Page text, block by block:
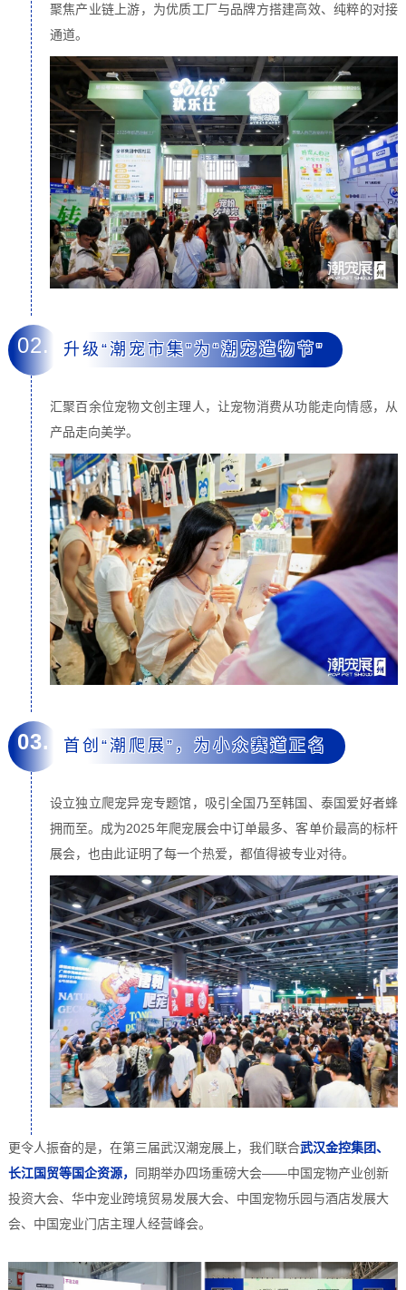
聚焦产业链上游，为优质工厂与品牌方搭建高效、纯粹的对接
通道。
02. 升级“潮宠市集”为“潮宠造物节”
汇聚百余位宠物文创主理人，让宠物消费从功能走向情感，从
产品走向美学。
03. 首创“潮爬展”，为小众赛道正名
设立独立爬宠异宠专题馆，吸引全国乃至韩国、泰国爱好者蜂
拥而至。成为2025年爬宠展会中订单最多、客单价最高的标杆
展会，也由此证明了每一个热爱，都值得被专业对待。
更令人振奋的是，在第三届武汉潮宠展上，我们联合武汉金控集团、
长江国贸等国企资源，
同期举办四场重磅大会——中国宠物产业创新
投资大会、华中宠业跨境贸易发展大会、中国宠物乐园与酒店发展大
会、中国宠业门店主理人经营峰会。